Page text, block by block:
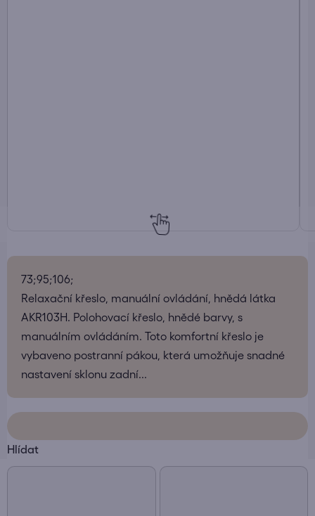
73;95;106;
Relaxační křeslo, manuální ovládání, hnědá látka
AKR103H. Polohovací křeslo, hnědé barvy, s
manuálním ovládáním. Toto komfortní křeslo je
vybaveno postranní pákou, která umožňuje snadné
nastavení sklonu zadní...
Hlídat